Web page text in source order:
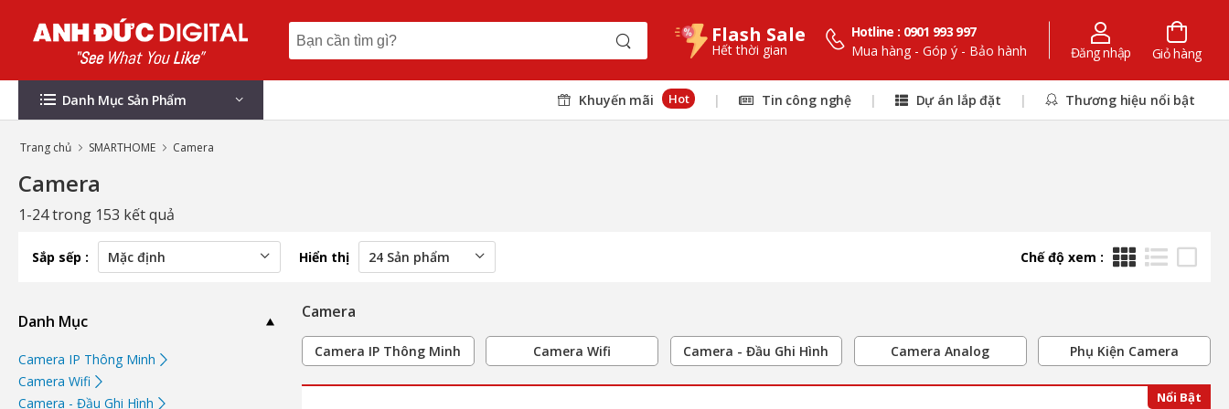
Flash Sale
Hết thời gian
Hotline : 0901 993 997
Mua hàng - Góp ý - Bảo hành
Đăng nhập Giỏ hàng
Danh Mục Sản Phẩm Khuyến mãi Hot | Tin công nghệ | Dự án lắp đặt | Thương hiệu nổi bật
Trang chủ SMARTHOME Camera
Camera
1-24 trong 153 kết quả
Sắp sếp : Hiển thị Chế độ xem :
Danh Mục
Camera IP Thông Minh
Camera Wifi
Camera - Đầu Ghi Hình
Camera
Camera IP Thông Minh Camera Wifi Camera - Đầu Ghi Hình Camera Analog Phụ Kiện Camera
Nổi Bật